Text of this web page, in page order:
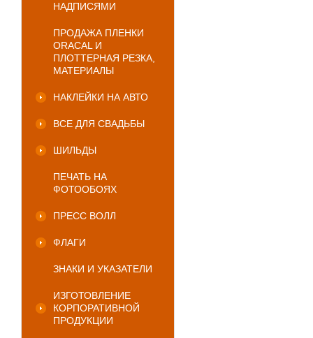
НАДПИСЯМИ
ПРОДАЖА ПЛЕНКИ
ORACAL И
ПЛОТТЕРНАЯ РЕЗКА,
МАТЕРИАЛЫ
НАКЛЕЙКИ НА АВТО
ВСЕ ДЛЯ СВАДЬБЫ
ШИЛЬДЫ
ПЕЧАТЬ НА
ФОТООБОЯХ
ПРЕСС ВОЛЛ
ФЛАГИ
ЗНАКИ И УКАЗАТЕЛИ
ИЗГОТОВЛЕНИЕ
КОРПОРАТИВНОЙ
ПРОДУКЦИИ